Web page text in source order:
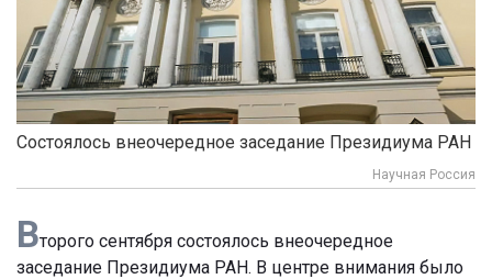
Cостоялось внеочередное заседание Президиума РАН
Научная Россия
Второго сентября состоялось внеочередное
заседание Президиума РАН. В центре внимания было